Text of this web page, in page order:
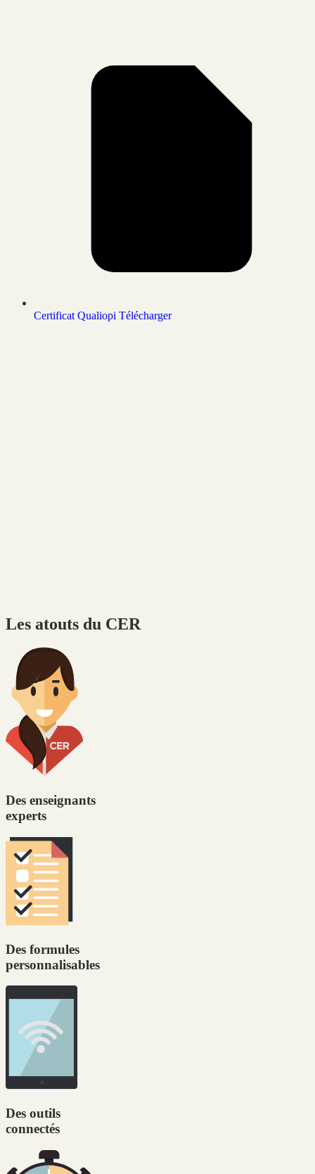
Certificat Qualiopi Télécharger
Les atouts du CER
Des enseignants
experts
Des formules
personnalisables
Des outils
connectés